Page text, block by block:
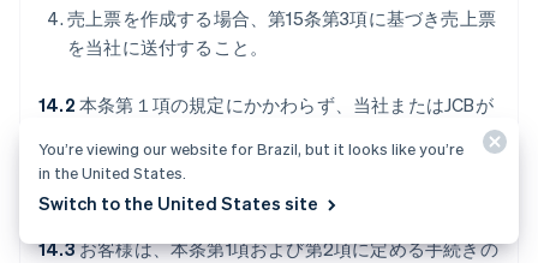
売上票を作成する場合、第15条第3項に基づき売上票
を当社に送付すること。
14.2 本条第１項の規定にかかわらず、当社またはJCBが
別途通信販売の方法を指定し、お客様に通知した場合に
は、お客様は指定された方法により通信販売を行うもの
とします。
14.3お客様は、本条第1項および第2項に定める手続きの
You’re viewing our website for Brazil, but it looks like you’re
in the United States.
Switch to the United States site